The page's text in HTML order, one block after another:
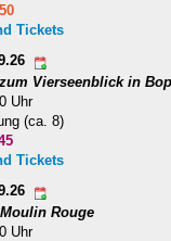
Tickets
Vierseenblick in
Uhr
(ca. 8)
Tickets
Rouge
Uhr